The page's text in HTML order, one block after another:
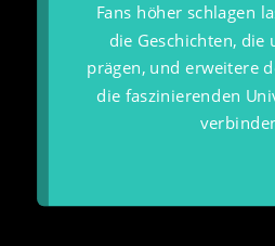
Fans höher schlagen
die Geschichten, die
prägen, und erweitere
die faszinierenden